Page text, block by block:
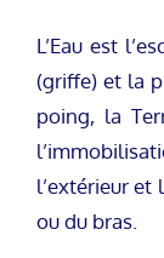
L’Eau est
(griffe) et la
poing, la
l’extérieur et
ou du bras.